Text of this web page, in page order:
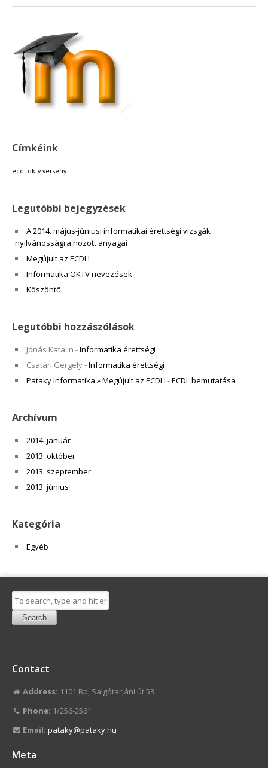
20:00
21:00
Címkéink
ecdl oktv verseny
Legutóbbi bejegyzések
A 2014. május-júniusi informatikai érettségi vizsgák
nyilvánosságra hozott anyagai
Megújult az ECDL!
Informatika OKTV nevezések
Köszöntő
Legutóbbi hozzászólások
Jónás Katalin -Informatika érettségi
Csatári Gergely-Informatika érettségi
Pataky Informatika » Megújult az ECDL! -ECDL bemutatása
Archívum
2014. január
2013. október
2013. szeptember
2013. június
Kategória
Egyéb
Search
Contact
Address: 1101 Bp, Salgótarjáni út 53
Phone: 1/256-2561
Email: pataky@pataky.hu
Meta